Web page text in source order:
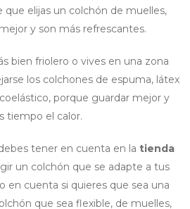
que elijas un colchón de muelles,
y son más refrescantes.
bien friolero o vives en una zona
los colchones de espuma, látex
porque guardar mejor y
tiempo el calor.
tener en cuenta en la tienda
un colchón que se adapte a tus
en cuenta si quieres que sea una
que sea flexible, de muelles,